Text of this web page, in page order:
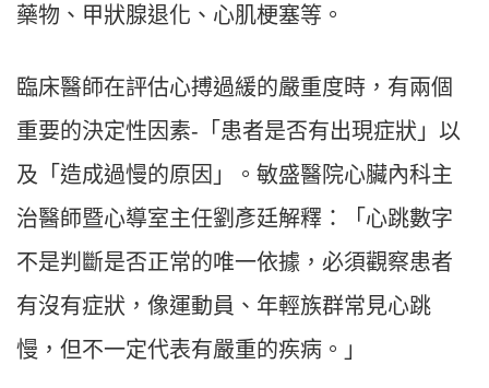
藥物、甲狀腺退化、心肌梗塞等。
臨床醫師在評估心搏過緩的嚴重度時，有兩個
重要的決定性因素-「患者是否有出現症狀」以
及「造成過慢的原因」。敏盛醫院心臟內科主
治醫師暨心導室主任劉彥廷解釋：「心跳數字
不是判斷是否正常的唯一依據，必須觀察患者
有沒有症狀，像運動員、年輕族群常見心跳
慢，但不一定代表有嚴重的疾病。」